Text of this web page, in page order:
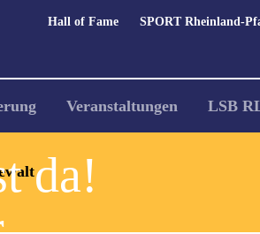
Veranstaltungen LSB
Hall of Fame SPORT Rheinland-
da!